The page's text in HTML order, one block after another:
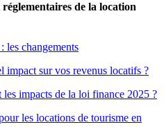
de la location
les changements
impact sur vos revenus locatifs ?
impacts de la loi finance 2025 ?
les locations de tourisme en